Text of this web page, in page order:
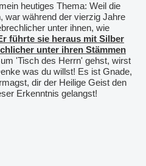
heutiges Thema: Weil die
war während der vierzig Jahre
unter ihnen, wie
führte sie heraus mit Silber
unter ihren Stämmen
'Tisch des Herrn' gehst, wirst
was du willst! Es ist Gnade,
dir der Heilige Geist den
Erkenntnis gelangst!